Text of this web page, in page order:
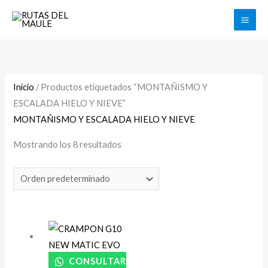
Buscar
Inicio / Productos etiquetados “MONTAÑISMO Y
ESCALADA HIELO Y NIEVE”
MONTAÑISMO Y ESCALADA HIELO Y NIEVE
Mostrando los 8 resultados
CONSULTAR